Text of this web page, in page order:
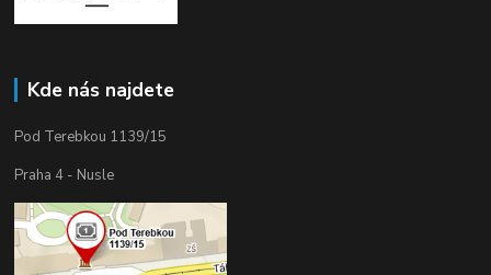
Kde nás najdete
Pod Terebkou 1139/15
Praha 4 - Nusle